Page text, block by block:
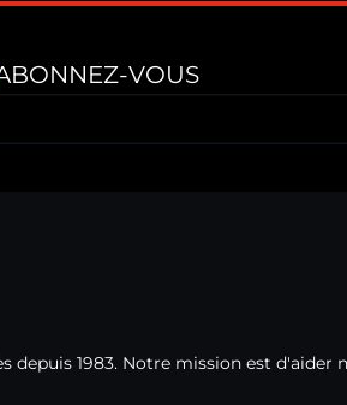
VOUS
depuis 1983. Notre mission est